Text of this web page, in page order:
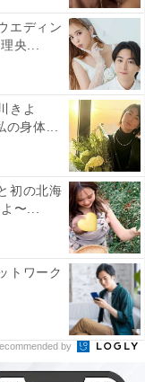
エディン
央...
きよ
の身体...
初の北海
〜...
トワーク
by